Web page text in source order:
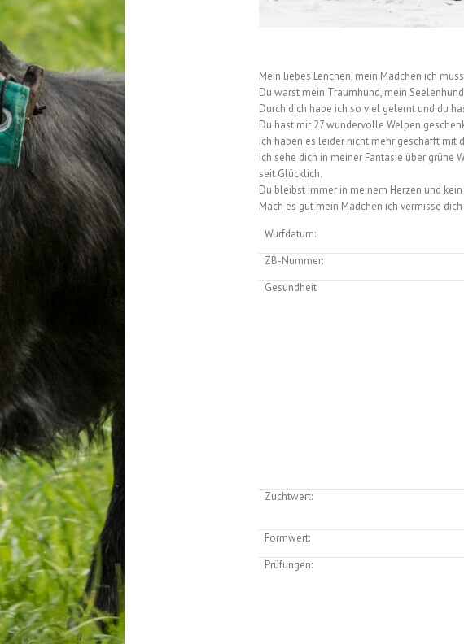
Mein liebes Lenchen, mein Mädchen ich
Du warst mein Traumhund, mein
Durch dich habe ich so viel gelernt und du
Du hast mir 27 wundervolle Welpen
Ich haben es leider nicht mehr geschafft mit
Ich sehe dich in meiner Fantasie über grüne
seit Glücklich.
Du bleibst immer in meinem Herzen und
Mach es gut mein Mädchen ich vermisse dich
Wurfdatum:
ZB-Nummer:
Gesundheit
Zuchtwert:
Formwert:
Prüfungen: